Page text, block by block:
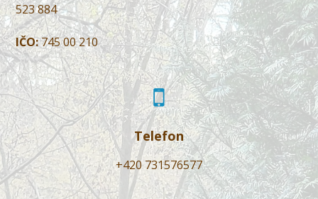
523 884
IČO:745 00 210
Telefon
+420 731576577